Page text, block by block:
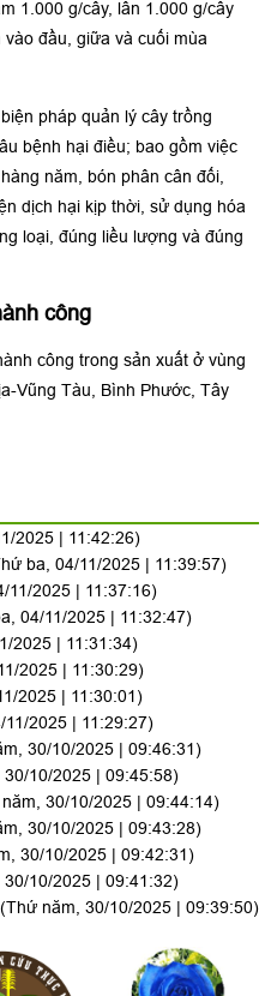
1.000 g/cây, lân 1.000 g/cây
đầu, giữa và cuối mùa
pháp quản lý cây trồng
bệnh hại điều; bao gồm việc
năm, bón phân cân đối,
dịch hại kịp thời, sử dụng hóa
loại, đúng liều lượng và đúng
công
công trong sản xuất ở vùng
Vũng Tàu, Bình Phước, Tây
2025 | 11:42:26)
ba, 04/11/2025 | 11:39:57)
11/2025 | 11:37:16)
04/11/2025 | 11:32:47)
2025 | 11:31:34)
2025 | 11:30:29)
2025 | 11:30:01)
2025 | 11:29:27)
30/10/2025 | 09:46:31)
10/2025 | 09:45:58)
30/10/2025 | 09:44:14)
30/10/2025 | 09:43:28)
30/10/2025 | 09:42:31)
10/2025 | 09:41:32)
(Thứ năm, 30/10/2025 | 09:39:50)